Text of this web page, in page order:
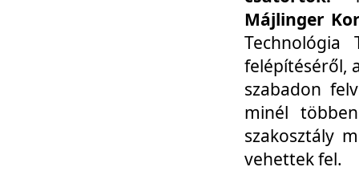
Májlinger
Technológia
felépítéséről,
szabadon
minél
szakosztály
vehettek fel.